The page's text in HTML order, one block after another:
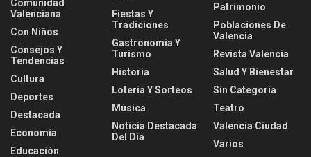
Comunidad
Valenciana
Con Niños
Consejos Y
Tendencias
Cultura
Deportes
Destacada
Economía
Educación
Fiestas Y
Tradiciones
Gastronomía Y
Turismo
Historia
Lotería Y Sorteos
Música
Noticia Destacada
Del Día
Patrimonio
Poblaciones De
Valencia
Revista Valencia
Salud Y Bienestar
Sin Categoría
Teatro
Valencia Ciudad
Varios